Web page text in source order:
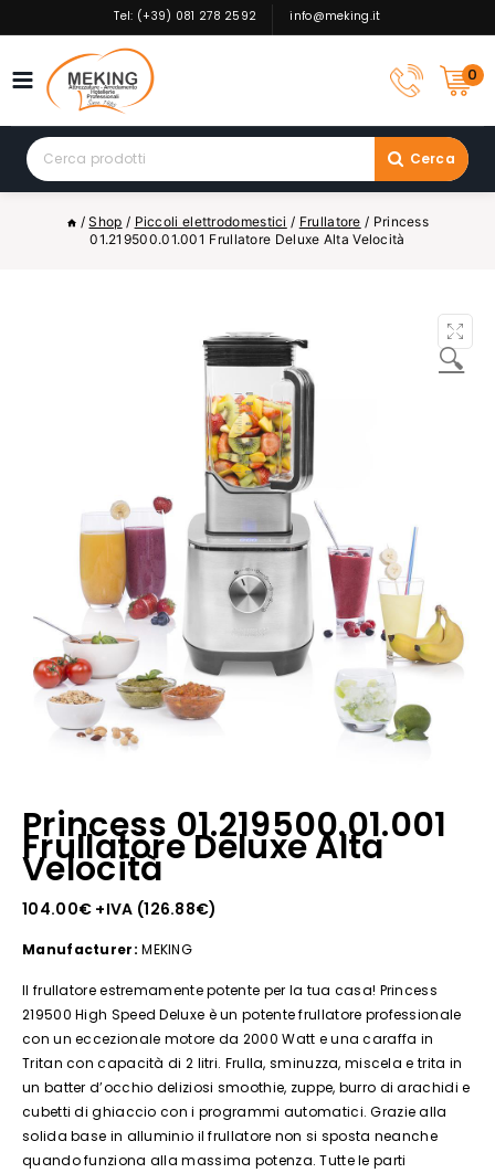
to
Tel: (+39) 081 278 2592 info@meking.it
0
Search
for:
Cerca
/ Shop / Piccoli elettrodomestici / Frullatore / Princess
01.219500.01.001 Frullatore Deluxe Alta Velocità
🔍
Princess 01.219500.01.001
Frullatore Deluxe Alta
Velocità
104.00€ +IVA (126.88€)
Manufacturer: MEKING
Il frullatore estremamente potente per la tua casa! Princess
219500 High Speed Deluxe è un potente frullatore professionale
con un eccezionale motore da 2000 Watt e una caraffa in
Tritan con capacità di 2 litri. Frulla, sminuzza, miscela e trita in
un batter d’occhio deliziosi smoothie, zuppe, burro di arachidi e
cubetti di ghiaccio con i programmi automatici. Grazie alla
solida base in alluminio il frullatore non si sposta neanche
quando funziona alla massima potenza. Tutte le parti